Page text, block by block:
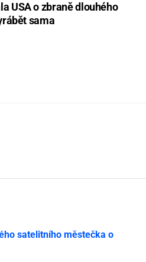
USA o zbraně dlouhého
sama
satelitního městečka o